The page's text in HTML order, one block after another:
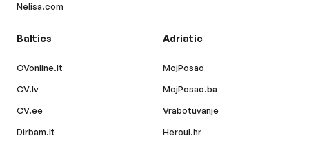
Nelisa.com
Baltics
CVonline.lt
CV.lv
CV.ee
Dirbam.lt
Adriatic
MojPosao
MojPosao.ba
Vrabotuvanje
Hercul.hr